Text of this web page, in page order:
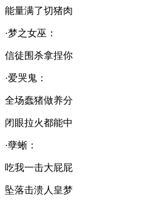
能量满了切猪肉
·梦之女巫：
信徒围杀拿捏你
·爱哭鬼：
全场蠢猪做养分
闭眼拉火都能中
·孽蜥：
吃我一击大屁屁
坠落击溃人皇梦